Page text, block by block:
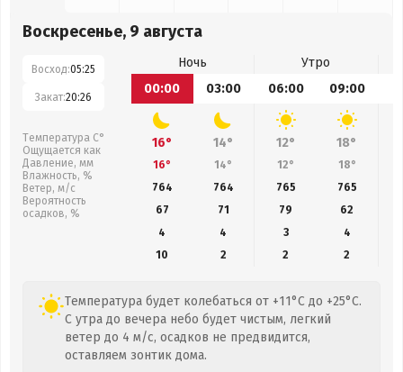
Воскресенье, 9 августа
Восход:05:25
Закат:20:26
Температура С°
Ощущается как
Давление, мм
Влажность, %
Ветер, м/с
Вероятность
осадков, %
Ночь
Утро
00:00
03:00 06:00 09:00
16° 14° 12° 18°
16° 14° 12° 18°
764
764 765 765
67
71 79 62
4
4 3
4
10
2 2 2
Температура будет колебаться от +11°C до +25°C.
С утра до вечера небо будет чистым, легкий
ветер до 4 м/с, осадков не предвидится,
оставляем зонтик дома.